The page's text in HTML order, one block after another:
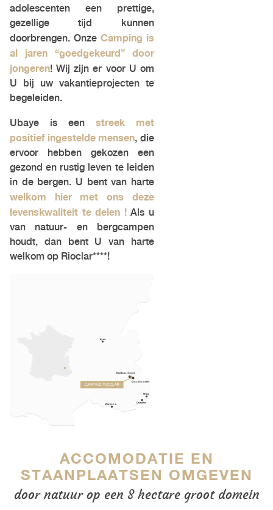
adolescenten een prettige,
gezellige tijd kunnen
doorbrengen. Onze Camping is
al jaren “goedgekeurd” door
jongeren! Wij zijn er voor U om
U bij uw vakantieprojecten te
begeleiden.
Ubaye is een streek met
positief ingestelde mensen, die
ervoor hebben gekozen een
gezond en rustig leven te leiden
in de bergen. U bent van harte
welkom hier met ons deze
levenskwaliteit te delen !Als u
van natuur- en bergcampen
houdt, dan bent U van harte
welkom op Rioclar****!
ACCOMODATIE EN
STAANPLAATSEN OMGEVEN
door natuur op een 8 hectare groot domein